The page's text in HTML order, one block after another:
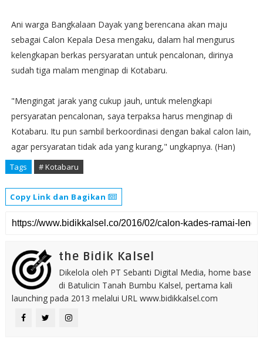
Ani warga Bangkalaan Dayak yang berencana akan maju
sebagai Calon Kepala Desa mengaku, dalam hal mengurus
kelengkapan berkas persyaratan untuk pencalonan, dirinya
sudah tiga malam menginap di Kotabaru.
"Mengingat jarak yang cukup jauh, untuk melengkapi
persyaratan pencalonan, saya terpaksa harus menginap di
Kotabaru. Itu pun sambil berkoordinasi dengan bakal calon lain,
agar persyaratan tidak ada yang kurang," ungkapnya. (Han)
Tags # Kotabaru
Copy Link dan Bagikan
the Bidik Kalsel
Dikelola oleh PT Sebanti Digital Media, home base
di Batulicin Tanah Bumbu Kalsel, pertama kali
launching pada 2013 melalui URL www.bidikkalsel.com